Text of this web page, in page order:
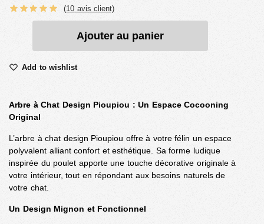
(10 avis client)
Ajouter au panier
Add to wishlist
Arbre à Chat Design Pioupiou : Un Espace Cocooning
Original
L’arbre à chat design Pioupiou offre à votre félin un espace
polyvalent alliant confort et esthétique. Sa forme ludique
inspirée du poulet apporte une touche décorative originale à
votre intérieur, tout en répondant aux besoins naturels de
votre chat.
Un Design Mignon et Fonctionnel